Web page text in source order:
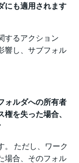
にも適用されます
するアクション
響し、サブフォル
ォルダへの所有者
を失った場合、
。 ただし、ワーク
場合、そのフォル